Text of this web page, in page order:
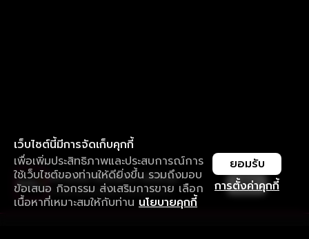
เว็บไซต์นี้มีการจัดเก็บคุกกี้
เพื่อเพิ่มประสิทธิภาพและประสบการณ์การ
ใช้เว็บไซต์ของท่านให้ดียิ่งขึ้น รวมถึงมอบ
ข้อเสนอ กิจกรรม ส่งเสริมการขาย เลือก
เนื้อหาที่เหมาะสมให้กับท่าน นโยบายคุกกี้
การตั้งค่าคุกกี้
ยอมรับ
ใช้งานแอป ลื่นไหลกว่า ไม่มีสะดุด
ดาวน์โหลดแอปเพื่อการรับชมที่ดีกว่า เปิด